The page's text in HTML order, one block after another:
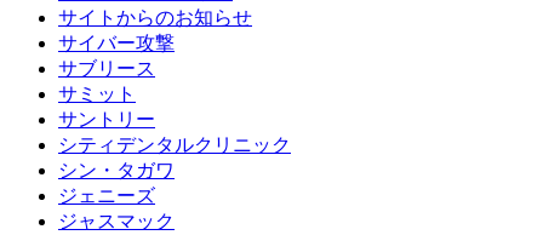
サイトからのお知らせ
サイバー攻撃
サブリース
サミット
サントリー
シティデンタルクリニック
シン・タガワ
ジェニーズ
ジャスマック